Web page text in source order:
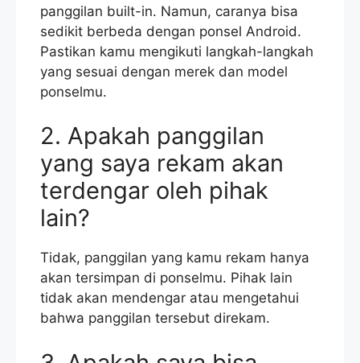
panggilan built-in. Namun, caranya bisa
sedikit berbeda dengan ponsel Android.
Pastikan kamu mengikuti langkah-langkah
yang sesuai dengan merek dan model
ponselmu.
2. Apakah panggilan
yang saya rekam akan
terdengar oleh pihak
lain?
Tidak, panggilan yang kamu rekam hanya
akan tersimpan di ponselmu. Pihak lain
tidak akan mendengar atau mengetahui
bahwa panggilan tersebut direkam.